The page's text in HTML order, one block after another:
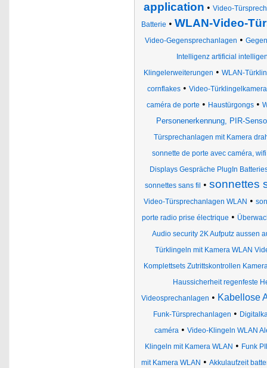
application • Video-
Batterie • WLAN-Video-
Video-Gegensprechanlagen •
Intelligenz artificial
Klingelerweiterungen • WLAN-
cornflakes• Video-
caméra de porte • Haustürgongs •
Personenerkennung, PIR-
Türsprechanlagen mit Kamera
sonnette de porte avec caméra,
Displays Gespräche PlugIn
sonnettes sans fil
• sonnettes
Video-Türsprechanlagen WLAN •
porte radio prise électrique •
Audio security 2K Aufputz aussen
Türklingeln mit Kamera WLAN
Komplettsets Zutrittskontrollen
Haussicherheit regenfeste
Videosprechanlagen • Kabellose
Funk-Türsprechanlagen •
caméra • Video-Klingeln WLAN
Klingeln mit Kamera WLAN • Funk
mit Kamera WLAN • Akkulaufzeit